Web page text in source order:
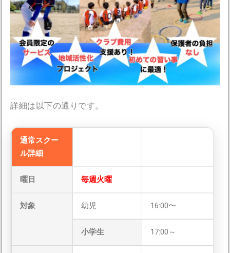
詳細は以下の通りです。
通常スクー
ル詳細
曜日 毎週火曜
対象 幼児 16:00〜
小学生 17:00～